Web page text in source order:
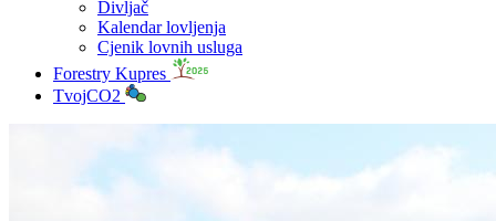
Divljač
Kalendar lovljenja
Cjenik lovnih usluga
Forestry Kupres
TvojCO2